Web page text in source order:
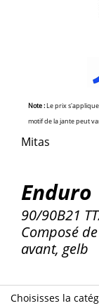
Note :Le prix
motif de la jante peut
Mitas
90/90B21
Composé
avant, gelb
Choisisses la